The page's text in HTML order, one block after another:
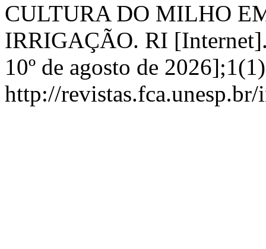
CULTURA DO MILHO
IRRIGAÇÃO. RI
10º de agosto de
http://